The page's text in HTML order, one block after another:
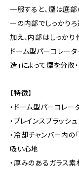
一服すると、煙は底
ーの内部でしっかり
加え、内部はしっか
ドーム型パーコレータ
造」によって煙を分散
【特徴】
・ドーム型パーコレ
・ブレインスプラッ
・冷却チャンバー内の
吸い心地
・厚みのあるガラス